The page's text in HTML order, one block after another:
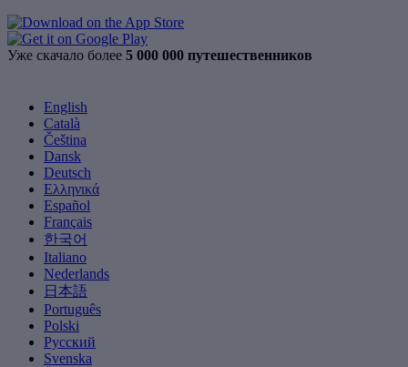
Уже скачало более 5 000 000 путешественников
English
Català
Čeština
Dansk
Deutsch
Ελληνικά
Español
Français
한국어
Italiano
Nederlands
日本語
Português
Polski
Русский
Svenska